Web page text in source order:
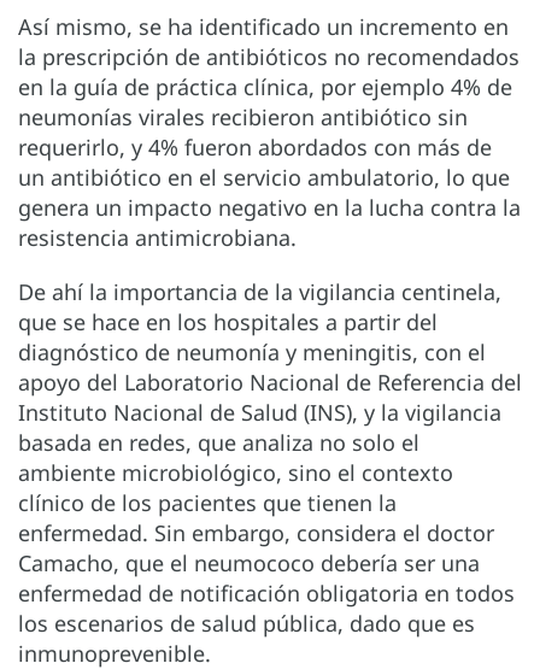
Así mismo, se ha identificado un incremento en
la prescripción de antibióticos no recomendados
en la guía de práctica clínica, por ejemplo 4% de
neumonías virales recibieron antibiótico sin
requerirlo, y 4% fueron abordados con más de
un antibiótico en el servicio ambulatorio, lo que
genera un impacto negativo en la lucha contra la
resistencia antimicrobiana.
De ahí la importancia de la vigilancia centinela,
que se hace en los hospitales a partir del
diagnóstico de neumonía y meningitis, con el
apoyo del Laboratorio Nacional de Referencia del
Instituto Nacional de Salud (INS), y la vigilancia
basada en redes, que analiza no solo el
ambiente microbiológico, sino el contexto
clínico de los pacientes que tienen la
enfermedad. Sin embargo, considera el doctor
Camacho, que el neumococo debería ser una
enfermedad de notificación obligatoria en todos
los escenarios de salud pública, dado que es
inmunoprevenible.